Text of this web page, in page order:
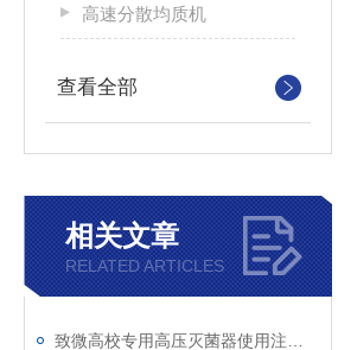
高速分散均质机
查看全部
相关文章
RELATED ARTICLES